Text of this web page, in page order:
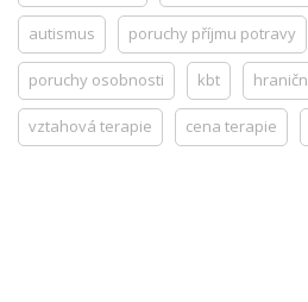
autismus poruchy příjmu potravy
poruchy osobnosti kbt
vztahová terapie cena terapie